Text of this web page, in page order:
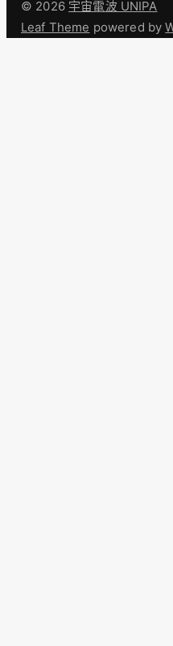
© 2026 宇宙電波 UNIPA
Leaf Theme powered by